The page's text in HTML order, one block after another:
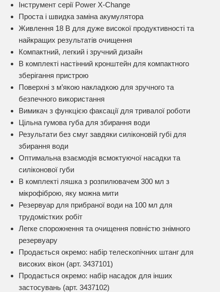
Інструмент серії Power X-Change
Проста і швидка заміна акумулятора
Живлення 18 В для дуже високої продуктивності та
найкращих результатів очищення
Компактний, легкий і зручний дизайн
В комплекті настінний кронштейн для компактного
зберігання пристрою
Поверхні з м’якою накладкою для зручного та
безпечного використання
Вимикач з функцією факсації для тривалої роботи
Цільна гумова губа для збирання води
Результати без смуг завдяки силіконовій губі для
збирання води
Оптимальна взаємодія всмоктуючої насадки та
силіконової губи
В комплекті ляшка з розпилювачем 300 мл з
мікрофіброю, яку можна мити
Резервуар для прибраної води на 100 мл для
трудомістких робіт
Легке спорожнення та очищення повністю знімного
резервуару
Продається окремо: набір телескопічних штанг для
високих вікон (арт. 3437101)
Продається окремо: набір насадок для інших
застосувань (арт. 3437102)